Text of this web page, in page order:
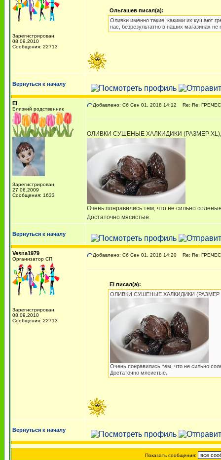
Зарегистрирован:
08.09.2010
Сообщения: 22713
Ольгашев писал(а):
Оливки именно такие, какими их кушают
нас, безрезультатно в наших магазинах
Вернуться к началу
El
Близкий родственник
Зарегистрирован:
27.06.2009
Сообщения: 1633
Добавлено: Сб Сен 01, 2018 14:12 Re: Re:
ОЛИВКИ СУШЕНЫЕ ХАЛКИДИКИ (РАЗМЕР
Очень понравились тем, что не сильно
Достаточно мясистые.
Вернуться к началу
Vesna1979
Организатор СП
Зарегистрирован:
08.09.2010
Сообщения: 22713
Добавлено: Сб Сен 01, 2018 14:20 Re: Re:
El писал(а):
ОЛИВКИ СУШЕНЫЕ ХАЛКИДИКИ (РАЗМЕР
Очень понравились тем, что не сильно
Достаточно мясистые.
Вернуться к началу
Показать сообщения: